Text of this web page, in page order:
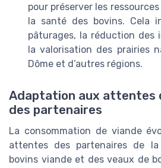
pour préserver les
la santé des bovins. Cela
pâturages, la réduction des
la valorisation des prairies
Dôme et d’autres régions.
Adaptation aux attentes
des partenaires
La consommation de viande
attentes des partenaires de
bovins viande et des veaux de